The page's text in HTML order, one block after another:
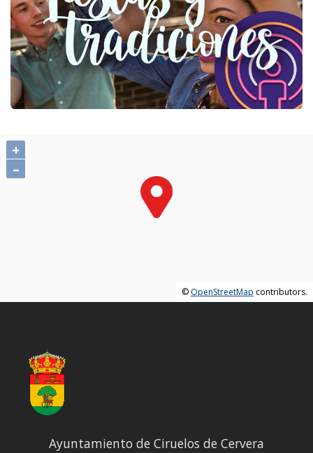
+
–
© OpenStreetMap contributors.
Ayuntamiento de Ciruelos de Cervera